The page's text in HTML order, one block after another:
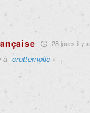
28 jours il y a
à crottemolle